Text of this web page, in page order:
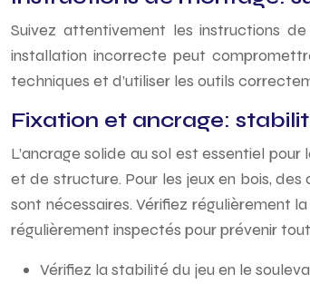
Suivez attentivement les instructions
installation incorrecte peut
techniques et d’utiliser les outils
Fixation et ancrage:
L’ancrage solide au sol est essentiel
et de structure. Pour les jeux en bois,
sont nécessaires. Vérifiez régulièrement
régulièrement inspectés pour prévenir
Vérifiez la stabilité du jeu en le